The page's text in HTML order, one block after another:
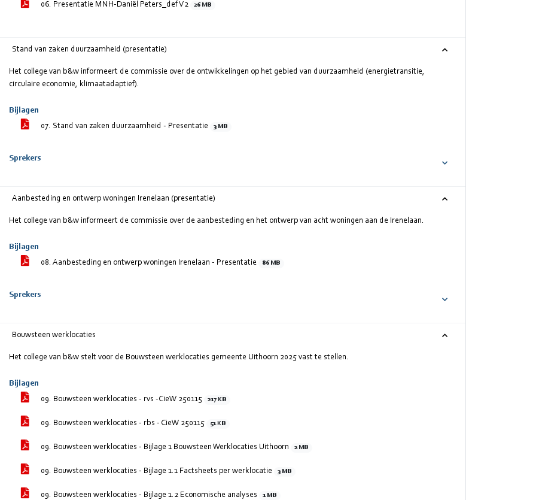
06. Presentatie MNH-Daniël Peters_def V2
26 MB
Stand van zaken duurzaamheid (presentatie)
Het college van b&w informeert de commissie over de ontwikkelingen op het gebied van duurzaamheid (energietransitie,
circulaire economie, klimaatadaptief).
Bijlagen
07. Stand van zaken duurzaamheid - Presentatie
3 MB
Sprekers
Aanbesteding en ontwerp woningen Irenelaan (presentatie)
Het college van b&w informeert de commissie over de aanbesteding en het ontwerp van acht woningen aan de Irenelaan.
Bijlagen
08. Aanbesteding en ontwerp woningen Irenelaan - Presentatie
86 MB
Sprekers
Bouwsteen werklocaties
Het college van b&w stelt voor de Bouwsteen werklocaties gemeente Uithoorn 2025 vast te stellen.
Bijlagen
09. Bouwsteen werklocaties - rvs -CieW 250115
217 KB
09. Bouwsteen werklocaties - rbs - CieW 250115 51 KB
09. Bouwsteen werklocaties - Bijlage 1 Bouwsteen Werklocaties Uithoorn 2 MB
09. Bouwsteen werklocaties - Bijlage 1.1 Factsheets per werklocatie 3 MB
09. Bouwsteen werklocaties - Bijlage 1.2 Economische analyses 1 MB